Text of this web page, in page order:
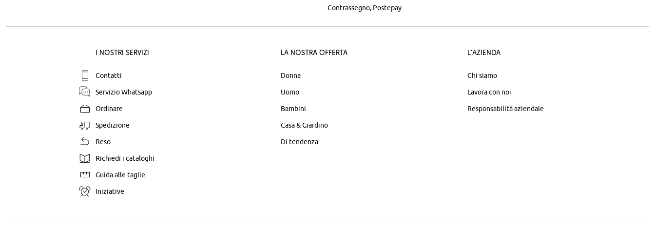
Contrassegno Postepay
I nostri servizi
Contatti
Servizio Whatsapp
Ordinare
Spedizione
Reso
Richiedi i cataloghi
Guida alle taglie
Iniziative
La nostra offerta
Donna
Uomo
Bambini
Casa & Giardino
Di tendenza
L'azienda
Chi siamo
Lavora con noi
Responsabilità aziendale